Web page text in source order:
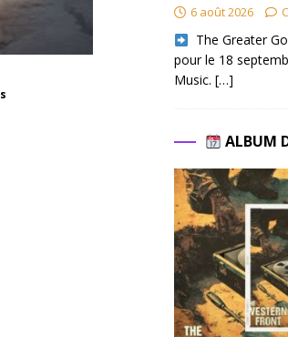
6 août 2026
The Greater
pour le 18
Music. […]
ALBUM